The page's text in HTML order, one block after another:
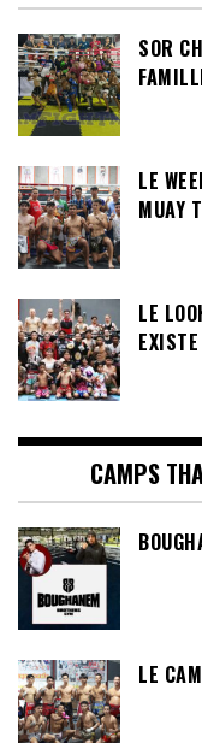
SOR
LE
MUAY
LE
CAMPS
LE